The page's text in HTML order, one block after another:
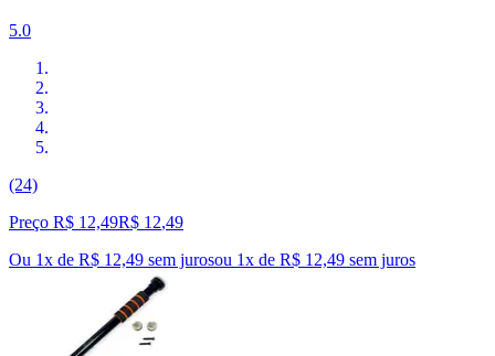
5.0
(24)
Preço R$ 12,49R$ 12,49
Ou 1x de R$ 12,49 sem jurosou 1x de R$ 12,49 sem juros